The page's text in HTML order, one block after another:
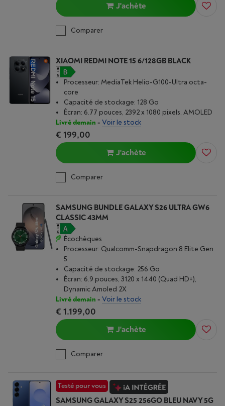
J'achète
Comparer
XIAOMI REDMI NOTE 15 6/128GB BLACK
Processeur: MediaTek Helio-G100-Ultra octa-
core
Capacité de stockage: 128 Go
Écran: 6.77 pouces, 2392 x 1080 pixels, AMOLED
Livré demain - Voir le stock
€ 199,00
J'achète
Comparer
SAMSUNG BUNDLE GALAXY S26 ULTRA GW6
CLASSIC 43MM
Écochèques
Processeur: Qualcomm-Snapdragon 8 Elite Gen
5
Capacité de stockage: 256 Go
Écran: 6.9 pouces, 3120 x 1440 (Quad HD+),
Dynamic Amoled 2X
Livré demain - Voir le stock
€ 1.199,00
J'achète
Comparer
Testé pour vous
SAMSUNG GALAXY S25 256GO BLEU NAVY 5G